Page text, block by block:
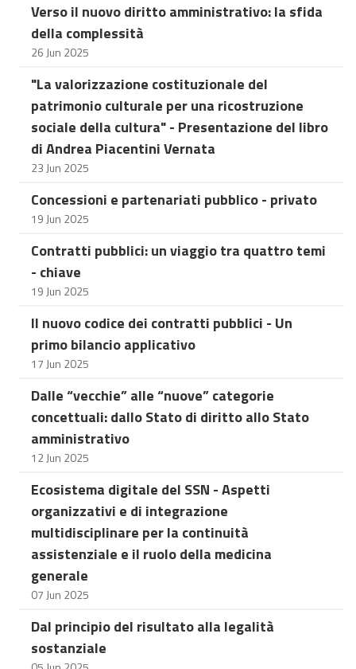
Verso il nuovo diritto amministrativo: la sfida
della complessità
26 Jun 2025
"La valorizzazione costituzionale del
patrimonio culturale per una ricostruzione
sociale della cultura" - Presentazione del libro
di Andrea Piacentini Vernata
23 Jun 2025
Concessioni e partenariati pubblico - privato
19 Jun 2025
Contratti pubblici: un viaggio tra quattro temi
- chiave
19 Jun 2025
Il nuovo codice dei contratti pubblici - Un
primo bilancio applicativo
17 Jun 2025
Dalle “vecchie” alle “nuove” categorie
concettuali: dallo Stato di diritto allo Stato
amministrativo
12 Jun 2025
Ecosistema digitale del SSN - Aspetti
organizzativi e di integrazione
multidisciplinare per la continuità
assistenziale e il ruolo della medicina
generale
07 Jun 2025
Dal principio del risultato alla legalità
sostanziale